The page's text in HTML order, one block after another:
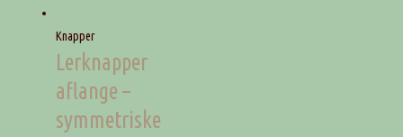
Knapper
Lerknapper
aflange –
symmetriske